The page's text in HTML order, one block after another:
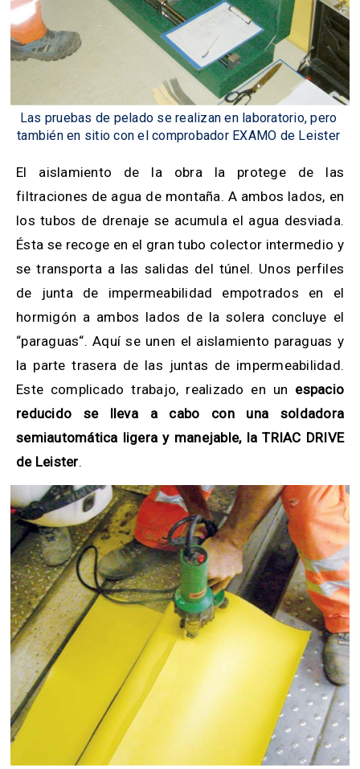
Las pruebas de pelado se realizan en laboratorio, pero
también en sitio con el comprobador EXAMO de Leister
El aislamiento de la obra la protege de las
filtraciones de agua de montaña. A ambos lados, en
los tubos de drenaje se acumula el agua desviada.
Ésta se recoge en el gran tubo colector intermedio y
se transporta a las salidas del túnel. Unos perfiles
de junta de impermeabilidad empotrados en el
hormigón a ambos lados de la solera concluye el
“paraguas“. Aquí se unen el aislamiento paraguas y
la parte trasera de las juntas de impermeabilidad.
Este complicado trabajo, realizado en un espacio
reducido se lleva a cabo con una soldadora
semiautomática ligera y manejable, la TRIAC DRIVE
de Leister.